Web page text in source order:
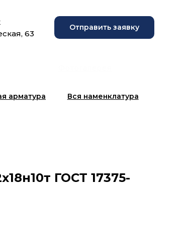
63
Отправить заявку
арматура Вся наменклатура
ГОСТ 17375-